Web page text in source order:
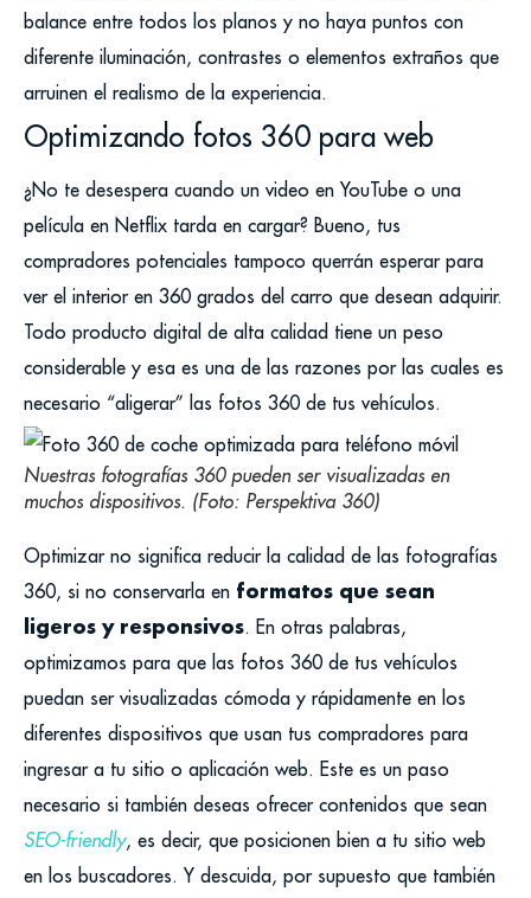
balance entre todos los planos y no haya puntos con
diferente iluminación, contrastes o elementos extraños que
arruinen el realismo de la experiencia.
Optimizando fotos 360 para web
¿No te desespera cuando un video en YouTube o una
película en Netflix tarda en cargar? Bueno, tus
compradores potenciales tampoco querrán esperar para
ver el interior en 360 grados del carro que desean adquirir.
Todo producto digital de alta calidad tiene un peso
considerable y esa es una de las razones por las cuales es
necesario “aligerar” las fotos 360 de tus vehículos.
Nuestras fotografías 360 pueden ser visualizadas en
muchos dispositivos. (Foto: Perspektiva 360)
Optimizar no significa reducir la calidad de las fotografías
360, si no conservarla en formatos que sean
ligeros y responsivos. En otras palabras,
optimizamos para que las fotos 360 de tus vehículos
puedan ser visualizadas cómoda y rápidamente en los
diferentes dispositivos que usan tus compradores para
ingresar a tu sitio o aplicación web. Este es un paso
necesario si también deseas ofrecer contenidos que sean
SEO-friendly, es decir, que posicionen bien a tu sitio web
en los buscadores. Y descuida, por supuesto que también